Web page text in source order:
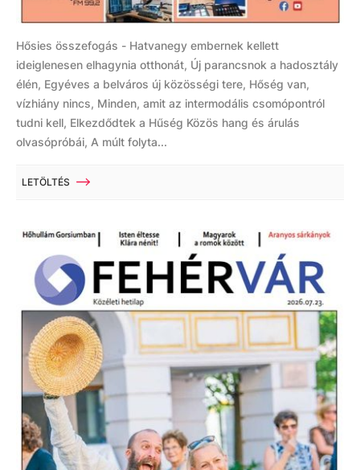
Hősies összefogás - Hatvanegy embernek kellett
ideiglenesen elhagynia otthonát, Új parancsnok a hadosztály
élén, Egyéves a belváros új közösségi tere, Hőség van,
vízhiány nincs, Minden, amit az intermodális csomópontról
tudni kell, Elkezdődtek a Hűség Közös hang és árulás
olvasópróbái, A múlt folyta...
LETÖLTÉS